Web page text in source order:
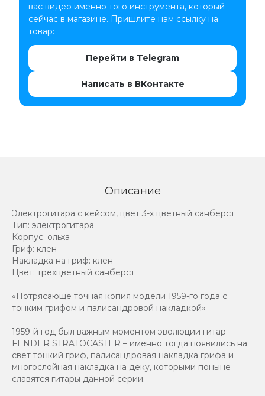
вас видео именно того инструмента, который
сейчас в магазине. Пришлите нам ссылку на
товар:
Перейти в Telegram
Написать в ВКонтакте
Описание
Электрогитара с кейсом, цвет 3-х цветный санбёрст
Тип: электрогитара
Корпус: ольха
Гриф: клен
Накладка на гриф: клен
Цвет: трехцветный санберст
«Потрясающе точная копия модели 1959-го года с
тонким грифом и палисандровой накладкой»
1959-й год был важным моментом эволюции гитар
FENDER STRATOCASTER – именно тогда появились на
свет тонкий гриф, палисандровая накладка грифа и
многослойная накладка на деку, которыми поныне
славятся гитары данной серии.